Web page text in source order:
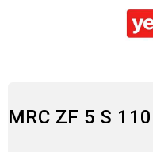
MRC ZF 5 S